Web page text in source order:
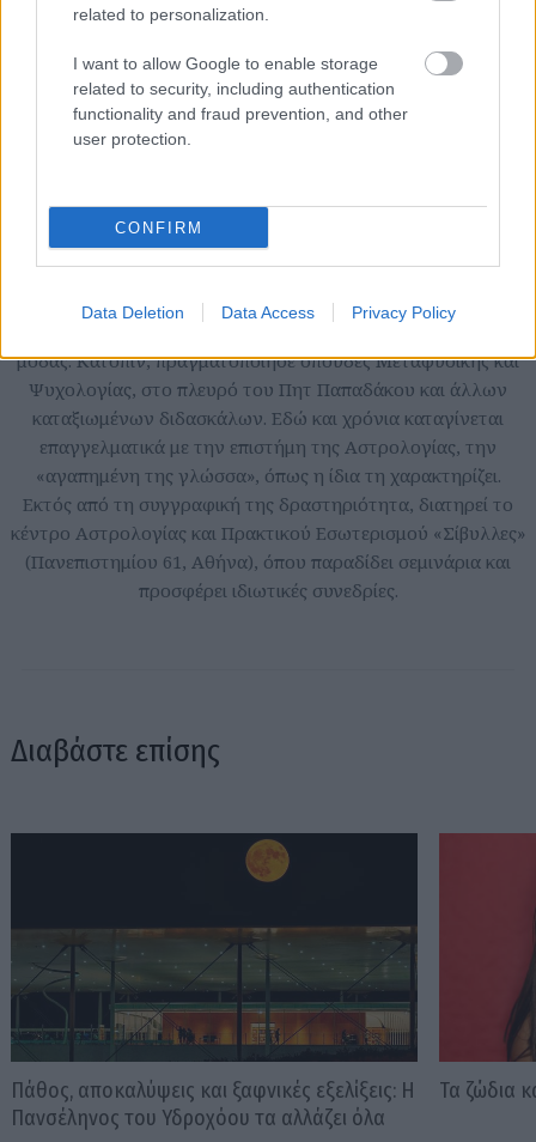
related to personalization.
I want to allow Google to enable storage
related to security, including authentication
functionality and fraud prevention, and other
user protection.
CONFIRM
Data Deletion Data Access Privacy Policy
Κυριακή Γκιόκα
Η Κυριακή Γκιόκα γεννήθηκε και κατοικεί στην Ελευσίνα.
μόδας. Κατόπιν, πραγματοποίησε σπουδές Μεταφυσικής και
Ψυχολογίας, στο πλευρό του Πητ Παπαδάκου και άλλων
καταξιωμένων διδασκάλων. Εδώ και χρόνια καταγίνεται
επαγγελματικά με την επιστήμη της Αστρολογίας, την
«αγαπημένη της γλώσσα», όπως η ίδια τη χαρακτηρίζει.
Εκτός από τη συγγραφική της δραστηριότητα, διατηρεί το
κέντρο Αστρολογίας και Πρακτικού Εσωτερισμού «Σίβυλλες»
(Πανεπιστημίου 61, Αθήνα), όπου παραδίδει σεμινάρια και
προσφέρει ιδιωτικές συνεδρίες.
Διαβάστε επίσης
Πάθος, αποκαλύψεις και ξαφνικές εξελίξεις: Η
Πανσέληνος του Υδροχόου τα αλλάζει όλα
Τα ζώδια